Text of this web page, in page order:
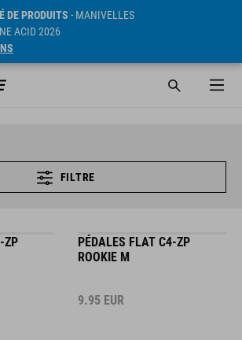
DE PRODUITS - MANIVELLES
ACID 2026
FILTRE
ZP
PÉDALES FLAT C4-ZP
ROOKIE M
9.95 EUR